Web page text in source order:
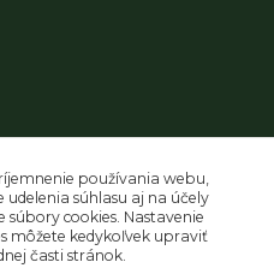
používania webu,
súhlasu aj na účely
cookies. Nastavenie
môžete kedykoľvek upraviť
časti stránok.